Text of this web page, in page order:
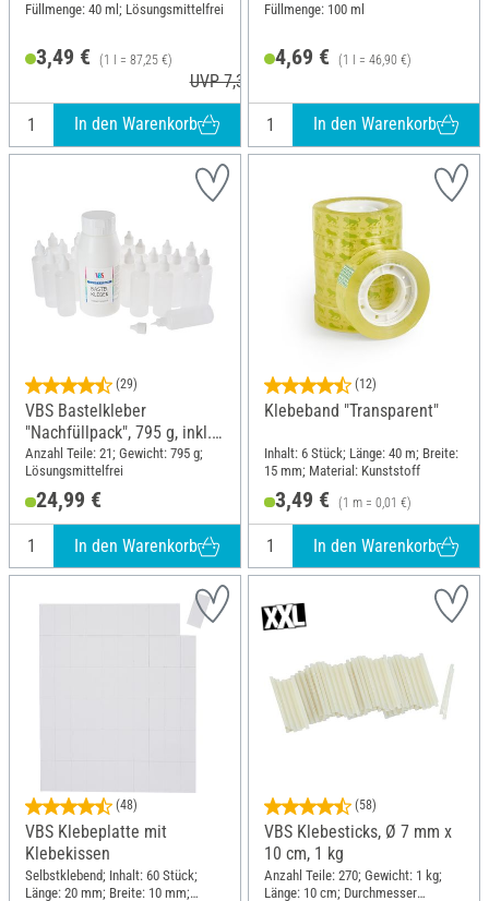
Füllmenge: 40 ml; Lösungsmittelfrei
3,49 € (1 l = 87,25 €)
UVP 7,31 €
In den Warenkorb
Füllmenge: 100 ml
4,69 € (1 l = 46,90 €)
In den Warenkorb
(29)
VBS Bastelkleber
"Nachfüllpack", 795 g, inkl.
20 Leerflaschen
Anzahl Teile: 21; Gewicht: 795 g;
Lösungsmittelfrei
24,99 €
In den Warenkorb
(12)
Klebeband "Transparent"
Inhalt: 6 Stück; Länge: 40 m; Breite:
15 mm; Material: Kunststoff
3,49 € (1 m = 0,01 €)
In den Warenkorb
(48)
VBS Klebeplatte mit
Klebekissen
Selbstklebend; Inhalt: 60 Stück;
Länge: 20 mm; Breite: 10 mm;
(58)
VBS Klebesticks, Ø 7 mm x
10 cm, 1 kg
Anzahl Teile: 270; Gewicht: 1 kg;
Länge: 10 cm; Durchmesser